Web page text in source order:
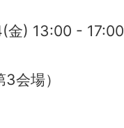
金) 13:00 - 17:00
会場）